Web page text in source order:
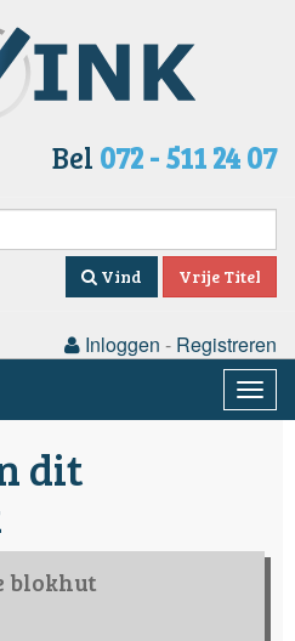
Bel 072 - 511 24 07
Vind Vrije Titel
Inloggen - Registreren
dit
blokhut